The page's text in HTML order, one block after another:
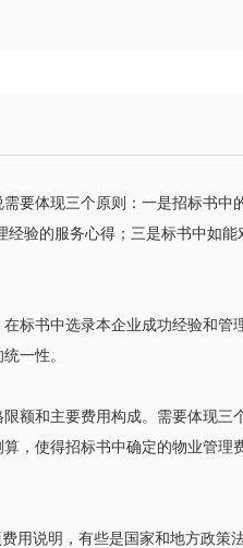
要体现三个原则：一是招标书中
验的服务心得；三是标书中如能
标书中选录本企业成功经验和管
一性。
额和主要费用构成。需要体现三
，使得招标书中确定的物业管理
用说明，有些是国家和地方政策